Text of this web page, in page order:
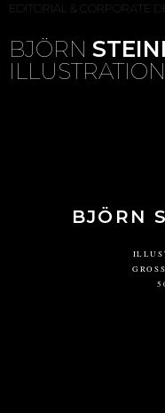
EDITORIAL & CORPORATE
BJÖRN
BJÖRN